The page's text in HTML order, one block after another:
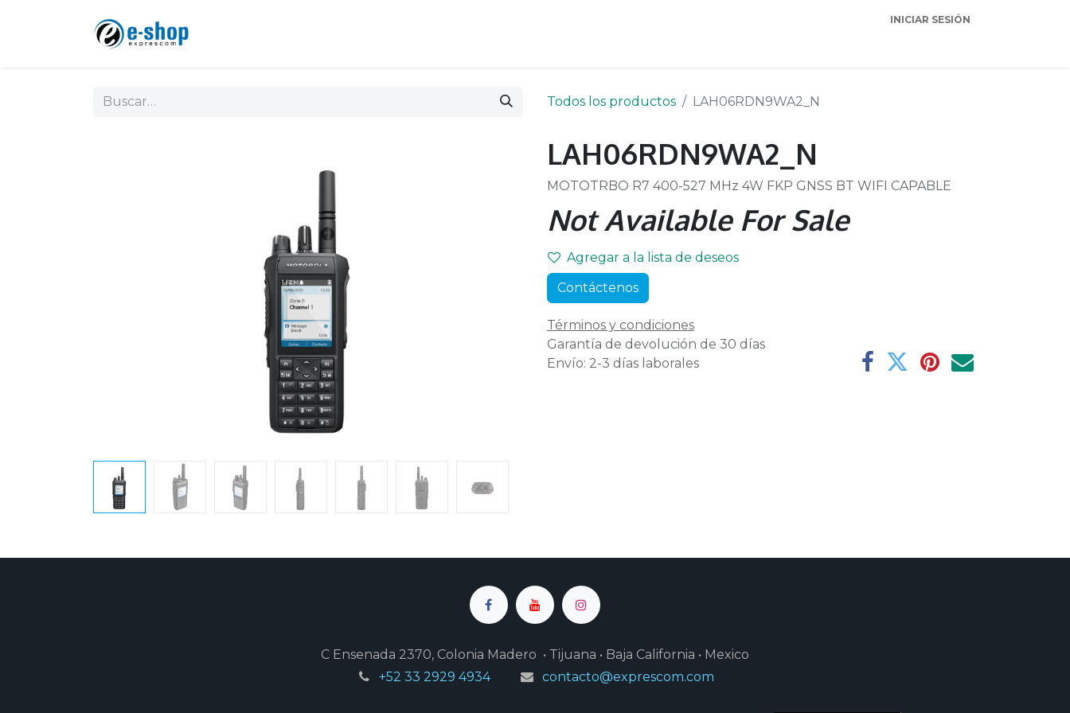
INICIAR SESIÓN
Todos los productos LAH06RDN9WA2_N
LAH06RDN9WA2_N
MOTOTRBO R7 400-527 MHz 4W FKP GNSS BT WIFI CAPABLE
Not Available For Sale
Agregar a la lista de deseos
Contáctenos
Términos y condiciones
Garantía de devolución de 30 días
Envío: 2-3 días laborales
C Ensenada 2370, Colonia Madero • Tijuana • Baja California • Mexico
+52 33 2929 4934
contacto@exprescom.com